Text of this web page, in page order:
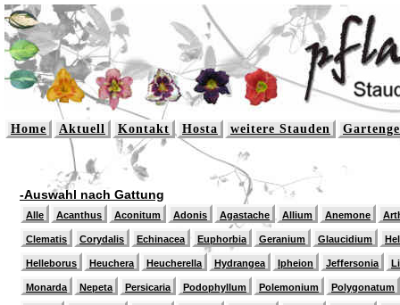
Home Aktuell Kontakt Hosta weitere Stauden
-Auswahl nach Gattung
Alle Acanthus Aconitum Adonis Agastache Allium Anemone
Clematis Corydalis Echinacea Euphorbia Geranium Glaucidium
Helleborus Heuchera Heucherella Hydrangea Ipheion Jeffersonia
Monarda Nepeta Persicaria Podophyllum Polemonium Polygonatum